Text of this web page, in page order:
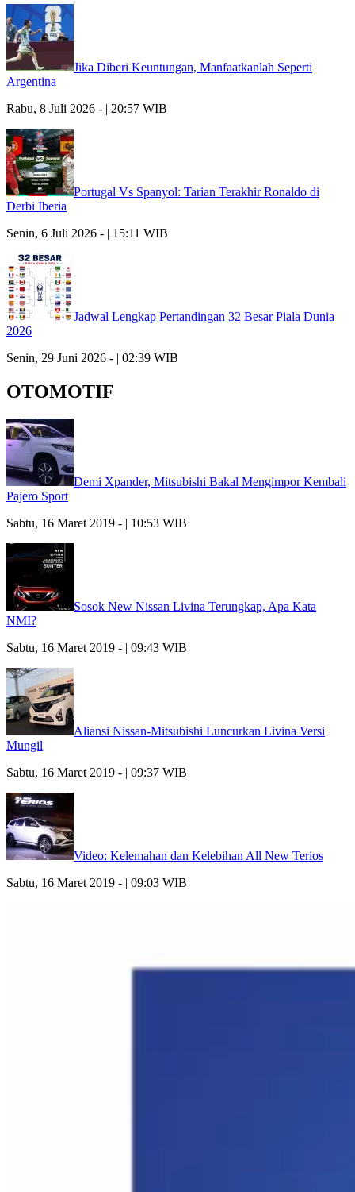
Jika Diberi Keuntungan, Manfaatkanlah Seperti
Argentina
Rabu, 8 Juli 2026 - | 20:57 WIB
Portugal Vs Spanyol: Tarian Terakhir Ronaldo di
Derbi Iberia
Senin, 6 Juli 2026 - | 15:11 WIB
Jadwal Lengkap Pertandingan 32 Besar Piala Dunia
2026
Senin, 29 Juni 2026 - | 02:39 WIB
OTOMOTIF
Demi Xpander, Mitsubishi Bakal Mengimpor Kembali
Pajero Sport
Sabtu, 16 Maret 2019 - | 10:53 WIB
Sosok New Nissan Livina Terungkap, Apa Kata
NMI?
Sabtu, 16 Maret 2019 - | 09:43 WIB
Aliansi Nissan-Mitsubishi Luncurkan Livina Versi
Mungil
Sabtu, 16 Maret 2019 - | 09:37 WIB
Video: Kelemahan dan Kelebihan All New Terios
Sabtu, 16 Maret 2019 - | 09:03 WIB